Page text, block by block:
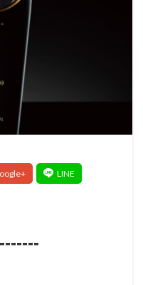
スロウカラー
アレンジ